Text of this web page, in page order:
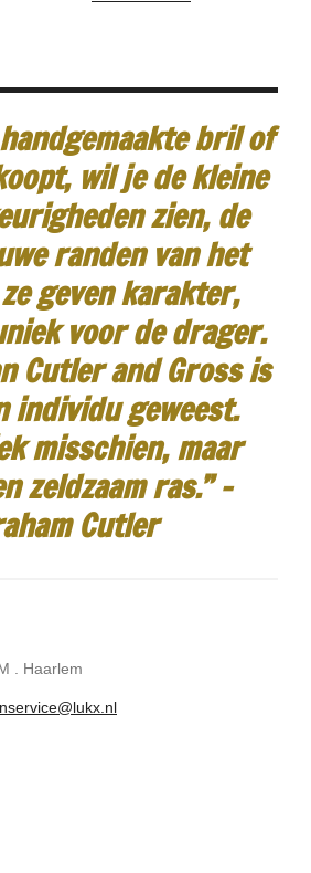
bril of
wil je de kleine
zien, de
randen van het
geven karakter,
voor de drager.
Cutler and Gross is
individu geweest.
misschien, maar
zeldzaam ras.” -
Cutler
. Haarlem